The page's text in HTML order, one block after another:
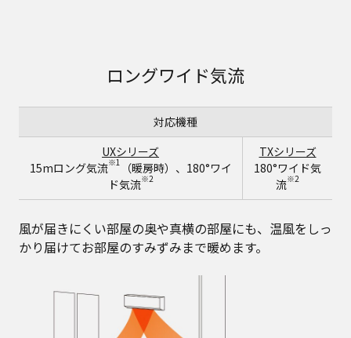
ロングワイド気流
対応機種
UXシリーズ
15mロング気流※1
（暖房時）、180°ワイ
ド気流※2
TXシリーズ
180°ワイド気
流※2
風が届きにくい部屋の奥や真横の部屋にも、温風をしっ
かり届けてお部屋のすみずみまで暖めます。